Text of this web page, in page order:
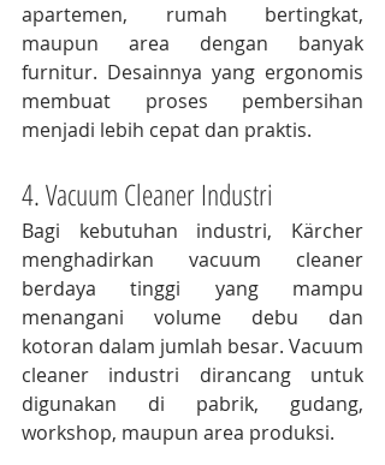
apartemen, rumah bertingkat,
maupun area dengan banyak
furnitur. Desainnya yang ergonomis
membuat proses pembersihan
menjadi lebih cepat dan praktis.
4. Vacuum Cleaner Industri
Bagi kebutuhan industri, Kärcher
menghadirkan vacuum cleaner
berdaya tinggi yang mampu
menangani volume debu dan
kotoran dalam jumlah besar. Vacuum
cleaner industri dirancang untuk
digunakan di pabrik, gudang,
workshop, maupun area produksi.